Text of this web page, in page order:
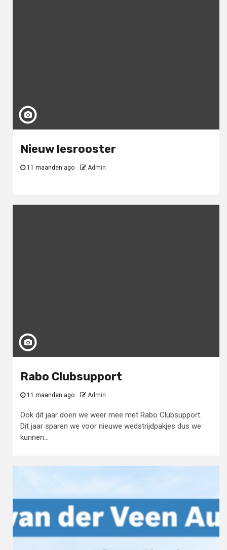
Nieuw lesrooster
11 maanden ago Admin
Rabo Clubsupport
11 maanden ago Admin
Ook dit jaar doen we weer mee met Rabo Clubsupport.
Dit jaar sparen we voor nieuwe wedstrijdpakjes dus we
kunnen...